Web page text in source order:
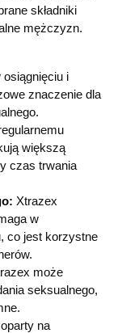
składniki
mężczyzn.
i
znaczenie dla
większą
czas trwania
Xtrazex
w
co jest korzystne
może
seksualnego,
na